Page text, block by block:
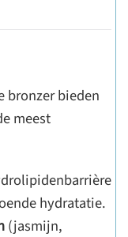
bronzer bieden
meest
hydratatie.
(jasmijn,